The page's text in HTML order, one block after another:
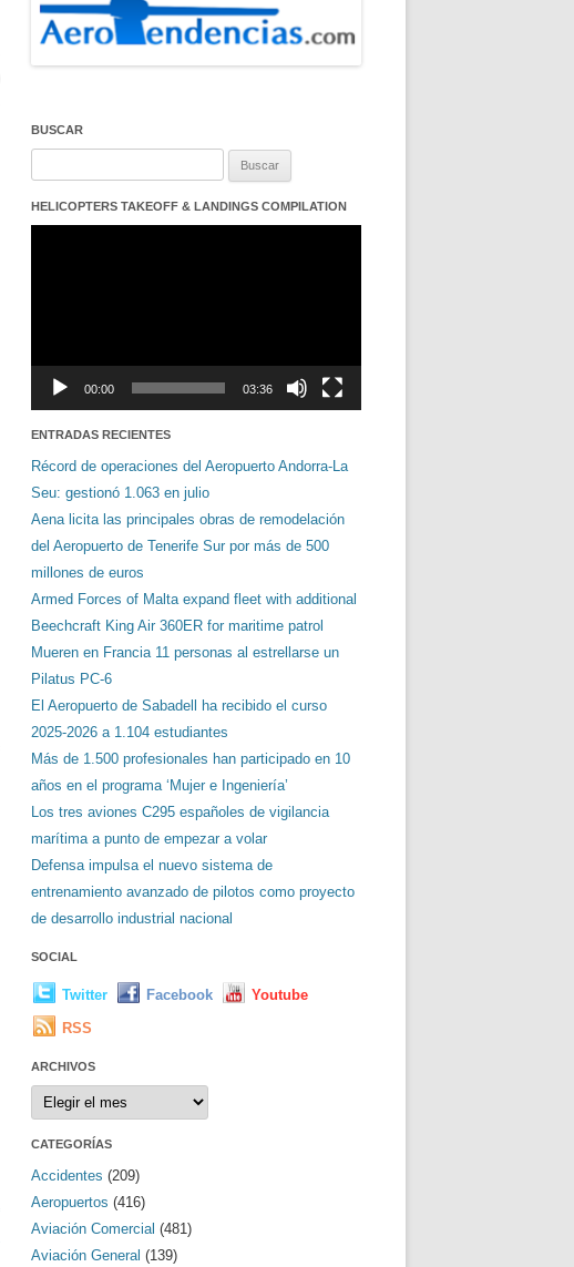
BUSCAR
HELICOPTERS TAKEOFF & LANDINGS COMPILATION
00:00 03:36
ENTRADAS RECIENTES
Récord de operaciones del Aeropuerto Andorra-La
Seu: gestionó 1.063 en julio
Aena licita las principales obras de remodelación
del Aeropuerto de Tenerife Sur por más de 500
millones de euros
Armed Forces of Malta expand fleet with additional
Beechcraft King Air 360ER for maritime patrol
Mueren en Francia 11 personas al estrellarse un
Pilatus PC-6
El Aeropuerto de Sabadell ha recibido el curso
2025-2026 a 1.104 estudiantes
Más de 1.500 profesionales han participado en 10
años en el programa ‘Mujer e Ingeniería’
Los tres aviones C295 españoles de vigilancia
marítima a punto de empezar a volar
Defensa impulsa el nuevo sistema de
entrenamiento avanzado de pilotos como proyecto
de desarrollo industrial nacional
SOCIAL
Twitter Facebook
Youtube
RSS
ARCHIVOS
Archivos
CATEGORÍAS
Accidentes (209)
Aeropuertos (416)
Aviación Comercial (481)
Aviación General (139)